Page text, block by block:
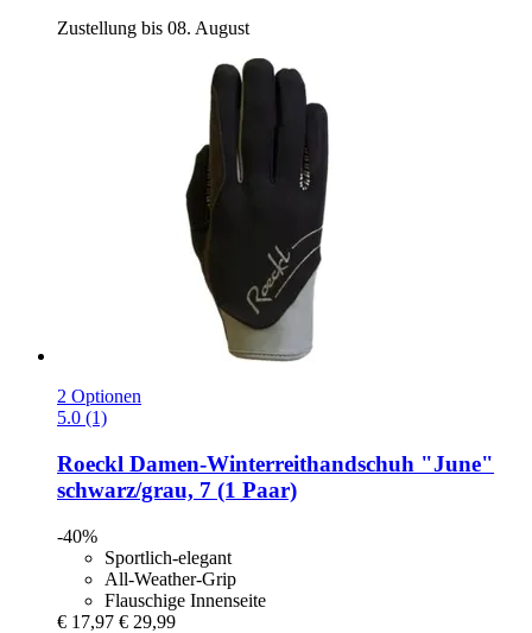
Zustellung bis 08. August
2 Optionen
5.0 (1)
Roeckl Damen-​Winterreithandschuh "June"
schwarz/grau, 7 (1 Paar)
-40%
Sportlich-elegant
All-Weather-Grip
Flauschige Innenseite
€ 17,97 € 29,99